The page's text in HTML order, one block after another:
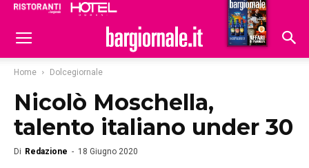
Hoteldomani
Home Dolcegiornale
Nicolò Moschella,
talento italiano under 30
Di Redazione - 18 Giugno 2020